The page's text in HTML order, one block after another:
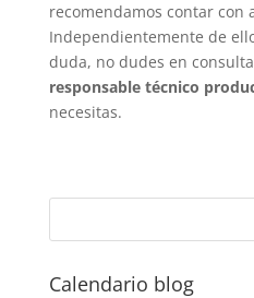
recomendamos contar con
Independientemente de
duda, no dudes en
responsable técnico
necesitas.
Calendario blog